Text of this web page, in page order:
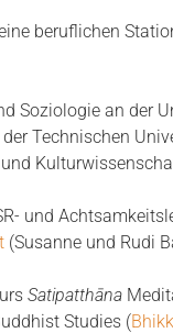
beruflichen
Soziologie an der
Technischen
und
(Susanne und Rudi
Satipatthāna
Studies (